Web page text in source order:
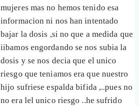
mujeres mas no hemos tenido esa
informacion ni nos han intentado
bajar la dosis ,si no que a medida que
iibamos engordando se nos subia la
dosis y se nos decia que el unico
riesgo que teniamos era que nuestro
hijo sufriese espalda bifida ,..pues no
no era lel unico riesgo ..he sufrido